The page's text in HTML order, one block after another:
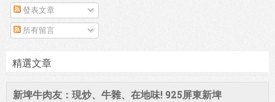
發表文章
所有留言
精選文章
新埤牛肉友：現炒、牛雜、在地味! 925屏東新埤